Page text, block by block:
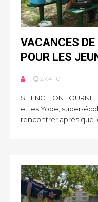
VACANCES DE
POUR LES
27.4.10
SILENCE, ON
et les Yobe, super-
rencontrer après que